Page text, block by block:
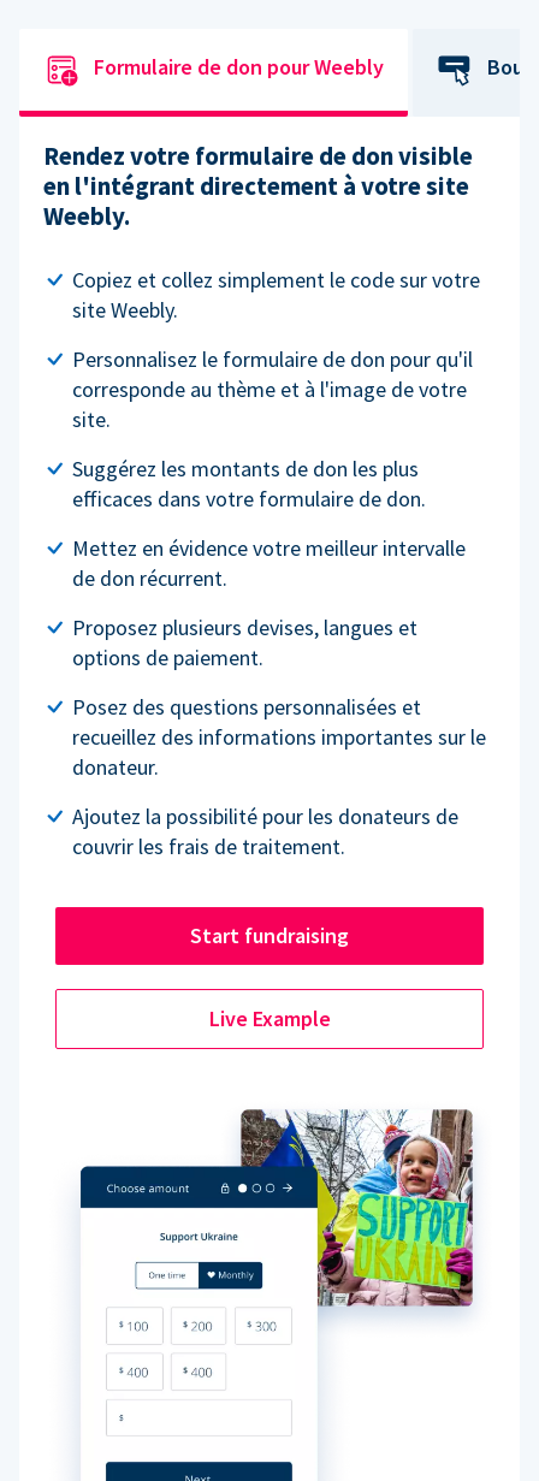
Formulaire de don pour Weebly
Rendez votre formulaire de don visible
en l'intégrant directement à votre site
Weebly.
Copiez et collez simplement le code sur votre
site Weebly.
Personnalisez le formulaire de don pour qu'il
corresponde au thème et à l'image de votre
site.
Suggérez les montants de don les plus
efficaces dans votre formulaire de don.
Mettez en évidence votre meilleur intervalle
de don récurrent.
Proposez plusieurs devises, langues et
options de paiement.
Posez des questions personnalisées et
recueillez des informations importantes sur le
donateur.
Ajoutez la possibilité pour les donateurs de
couvrir les frais de traitement.
Start fundraising
Live Example